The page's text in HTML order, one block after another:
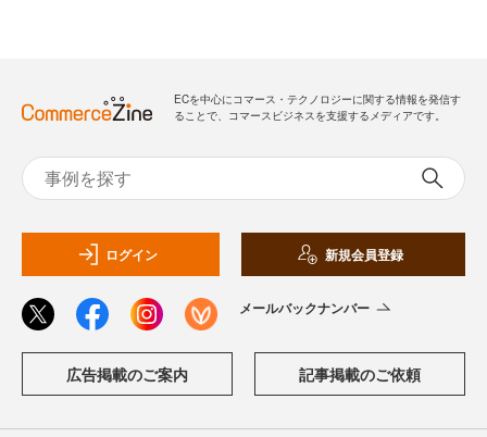
ECを中心にコマース・テクノロジーに関する情報を発信す
ることで、コマースビジネスを支援するメディアです。
ログイン 新規会員登録
メールバックナンバー
広告掲載のご案内 記事掲載のご依頼